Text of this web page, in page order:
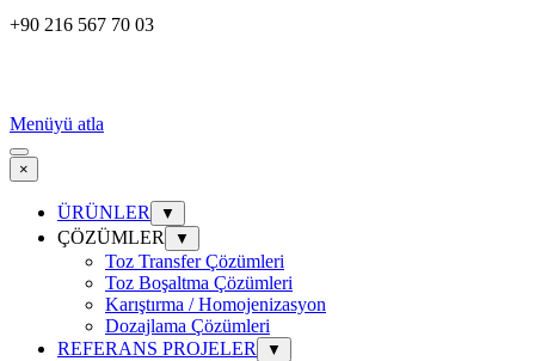
+90 216 567 70 03
Menüyü atla
×
ÜRÜNLER ▼
ÇÖZÜMLER ▼
Toz Transfer Çözümleri
Toz Boşaltma Çözümleri
Karıştırma / Homojenizasyon
Dozajlama Çözümleri
REFERANS PROJELER
▼